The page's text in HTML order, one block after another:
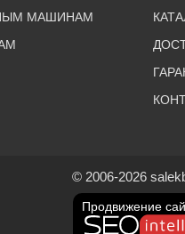
МАШИНАМ
© 2006-2026
Продвижение